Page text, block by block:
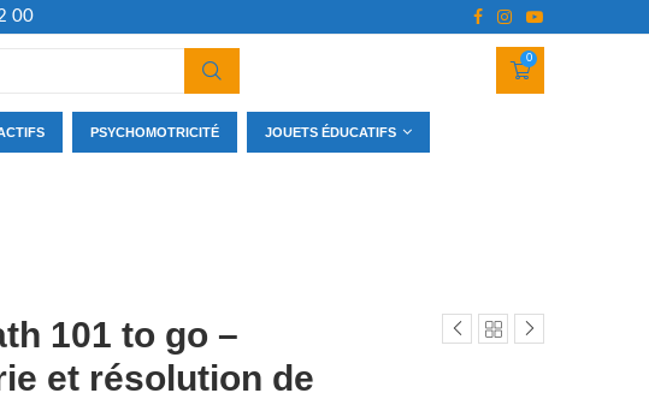
00
0
PSYCHOMOTRICITÉ JOUETS ÉDUCATIFS
101 to go –
et résolution de